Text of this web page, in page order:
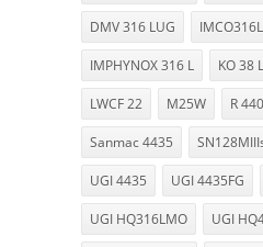
DMV 316 LUG
IMPHYNOX 316 L KO 38
LWCF 22 M25W R 440
Sanmac 4435
UGI 4435 UGI 4435FG
UGI HQ316LMO UGI